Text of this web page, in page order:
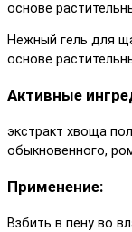
основе
Нежный гель для
основе
Активные
экстракт хвоща
обыкновенного,
Применение:
Взбить в пену во